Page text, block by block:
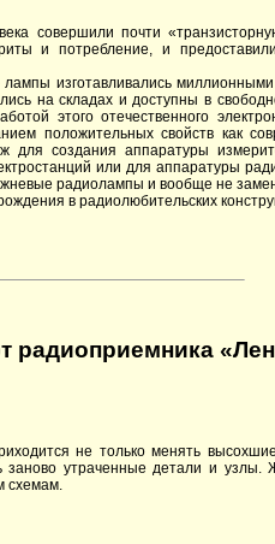
совершили почти
и потребление, и
изготавливались
на складах и доступны в
этого отечественного
положительных свойств как
создания аппаратуры
или для аппаратуры
радиолампы и вообще не
в радиолюбительских
радиоприемника
не только менять
утраченные детали и узлы.
схемам.